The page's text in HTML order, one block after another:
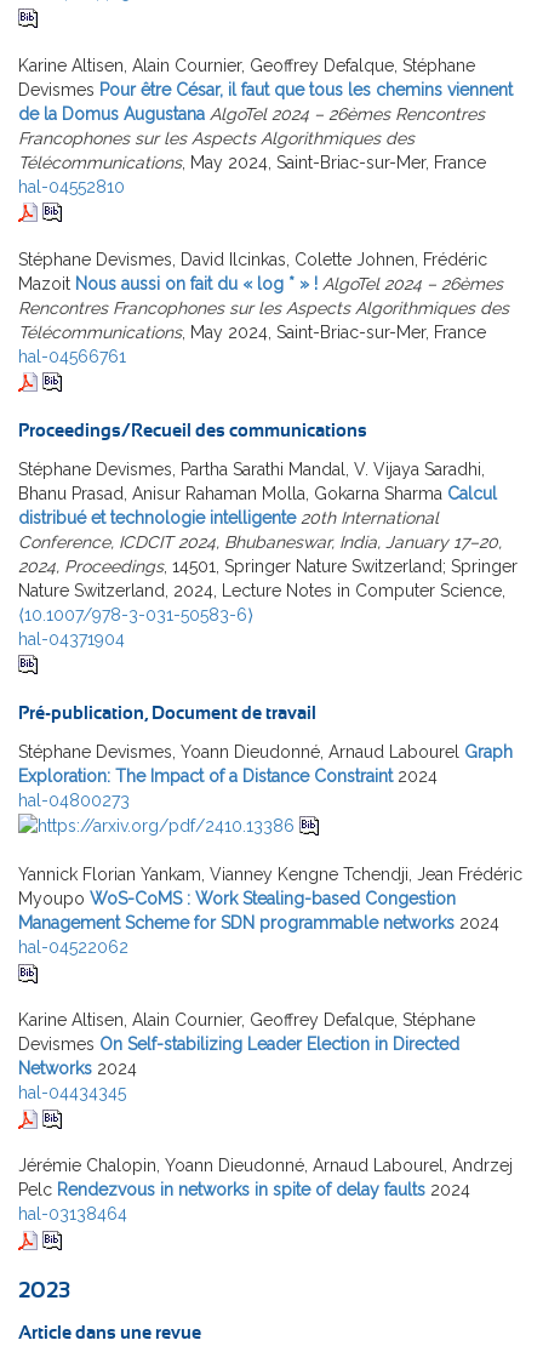
Karine Altisen, Alain Cournier, Geoffrey Defalque, Stéphane
Devismes Pour être César, il faut que tous les chemins viennent
de la Domus Augustana AlgoTel 2024 – 26èmes Rencontres
Francophones sur les Aspects Algorithmiques des
Télécommunications, May 2024, Saint-Briac-sur-Mer, France
hal-04552810
Stéphane Devismes, David Ilcinkas, Colette Johnen, Frédéric
Mazoit Nous aussi on fait du « log * » ! AlgoTel 2024 – 26èmes
Rencontres Francophones sur les Aspects Algorithmiques des
Télécommunications, May 2024, Saint-Briac-sur-Mer, France
hal-04566761
Proceedings/Recueil des communications
Stéphane Devismes, Partha Sarathi Mandal, V. Vijaya Saradhi,
Bhanu Prasad, Anisur Rahaman Molla, Gokarna Sharma Calcul
distribué et technologie intelligente 20th International
Conference, ICDCIT 2024, Bhubaneswar, India, January 17–20,
2024, Proceedings, 14501, Springer Nature Switzerland; Springer
Nature Switzerland, 2024, Lecture Notes in Computer Science,
⟨10.1007/978-3-031-50583-6⟩
hal-04371904
Pré-publication, Document de travail
Stéphane Devismes, Yoann Dieudonné, Arnaud Labourel Graph
Exploration: The Impact of a Distance Constraint 2024
hal-04800273
Yannick Florian Yankam, Vianney Kengne Tchendji, Jean Frédéric
Myoupo WoS-CoMS : Work Stealing-based Congestion
Management Scheme for SDN programmable networks 2024
hal-04522062
Karine Altisen, Alain Cournier, Geoffrey Defalque, Stéphane
Devismes On Self-stabilizing Leader Election in Directed
Networks 2024
hal-04434345
Jérémie Chalopin, Yoann Dieudonné, Arnaud Labourel, Andrzej
Pelc Rendezvous in networks in spite of delay faults 2024
hal-03138464
2023
Article dans une revue